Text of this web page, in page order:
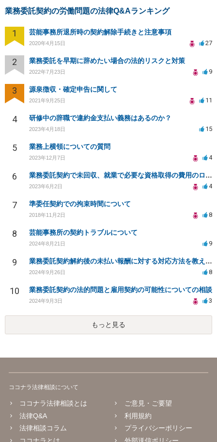
業務委託契約の労働問題の法律Q&Aランキング
1 芸能事務所退所時の契約解除手続きと注意事項
2020年4月15日 27
2 業務委託を早期に辞めたい場合の法的リスクと対策
2022年7月23日 9
3 源泉徴収・確定申告に関して
2021年9月25日 11
4 研修中の辞職で違約金支払い義務はあるのか？
2023年4月18日 15
5 業務上横領についての質問
2023年12月7日 4
6 業務委託契約で未回収、就業で必要な資格取得の費用のローンを組まされた
2023年6月2日 4
7 準委任契約での拘束時間について
2018年11月2日 8
8 芸能事務所の契約トラブルについて
2024年8月21日 9
9 業務委託契約解約後の未払い報酬に対する対応方法を教えてください
2024年9月26日 8
10 業務委託契約の法的問題と雇用契約の可能性についての相談
2024年9月3日 3
もっと見る
ココナラ法律相談について
ココナラ法律相談とは
法律Q&A
法律相談コラム
ココナラとは
ご意見・ご要望
利用規約
プライバシーポリシー
外部送信ポリシー